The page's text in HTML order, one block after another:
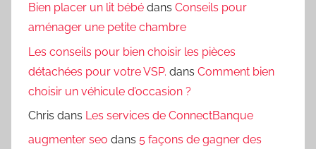
Bien placer un lit bébé dans Conseils pour
aménager une petite chambre
Les conseils pour bien choisir les pièces
détachées pour votre VSP. dans Comment bien
choisir un véhicule d’occasion ?
Chris dans Les services de ConnectBanque
augmenter seo dans 5 façons de gagner des